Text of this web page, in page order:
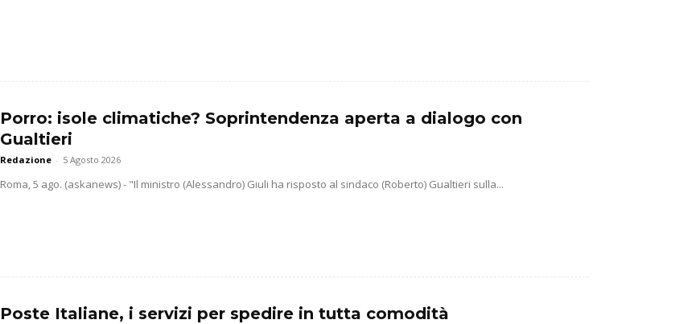
Porro: isole climatiche? Soprintendenza aperta a dialogo con
Gualtieri
Redazione - 5 Agosto 2026
Roma, 5 ago. (askanews) - "Il ministro (Alessandro) Giuli ha risposto al sindaco (Roberto) Gualtieri sulla...
Poste Italiane, i servizi per spedire in tutta comodità